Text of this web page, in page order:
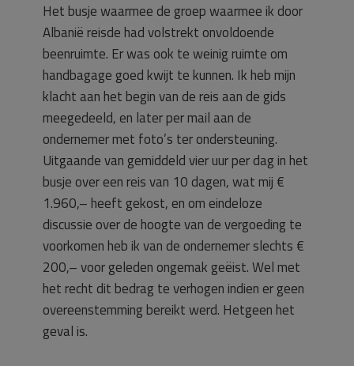
Het busje waarmee de groep waarmee ik door
Albanië reisde had volstrekt onvoldoende
beenruimte. Er was ook te weinig ruimte om
handbagage goed kwijt te kunnen. Ik heb mijn
klacht aan het begin van de reis aan de gids
meegedeeld, en later per mail aan de
ondernemer met foto’s ter ondersteuning.
Uitgaande van gemiddeld vier uur per dag in het
busje over een reis van 10 dagen, wat mij €
1.960,– heeft gekost, en om eindeloze
discussie over de hoogte van de vergoeding te
voorkomen heb ik van de ondernemer slechts €
200,– voor geleden ongemak geëist. Wel met
het recht dit bedrag te verhogen indien er geen
overeenstemming bereikt werd. Hetgeen het
geval is.